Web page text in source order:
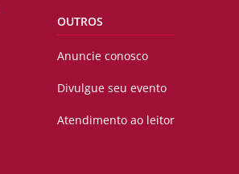
OUTROS
Anuncie conosco
Divulgue seu evento
Atendimento ao leitor